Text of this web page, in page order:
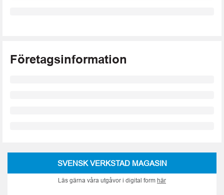
Företagsinformation
SVENSK VERKSTAD MAGASIN
Läs gärna våra utgåvor i digital form här